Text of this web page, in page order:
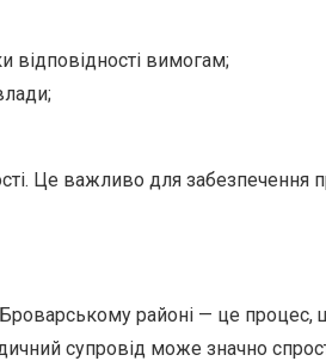
відповідності вимогам;
Це важливо для забезпечення
районі — це процес,
супровід може значно